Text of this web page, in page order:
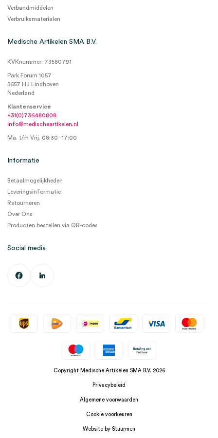
Verbandmiddelen
Verbruiksmaterialen
Medische Artikelen SMA B.V.
KVKnummer: 73580791
Park Forum 1057
5657 HJ Eindhoven
Nederland
Klantenservice
+31(0)736480808
info@medischeartikelen.nl
Ma. t/m Vrij. 08:30 - 17:00
Informatie
Betaalmogelijkheden
Leveringsinformatie
Retourneren
Over Ons
Producten bestellen via QR-codes
Social media
Copyright Medische Artikelen SMA B.V. 2026
Privacybeleid
Algemene voorwaarden
Cookie voorkeuren
Website by Stuurmen